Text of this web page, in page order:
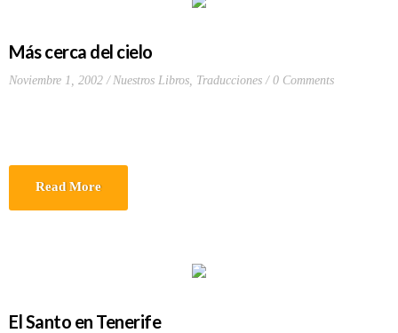
Más cerca del cielo
Noviembre 1, 2002 Nuestros Libros, Traducciones 0 Comments
Read More
El Santo en Tenerife